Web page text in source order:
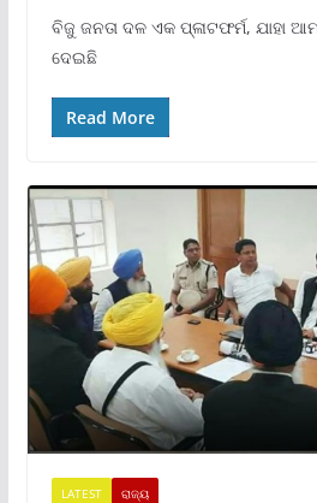
ବିଜୁ ଜନତା ଦଳ ଏକ ପ୍ଳାଟଫର୍ମ, ଯାହା
ଦେଇଛି
Read More
LATEST ରାଜ୍ୟ